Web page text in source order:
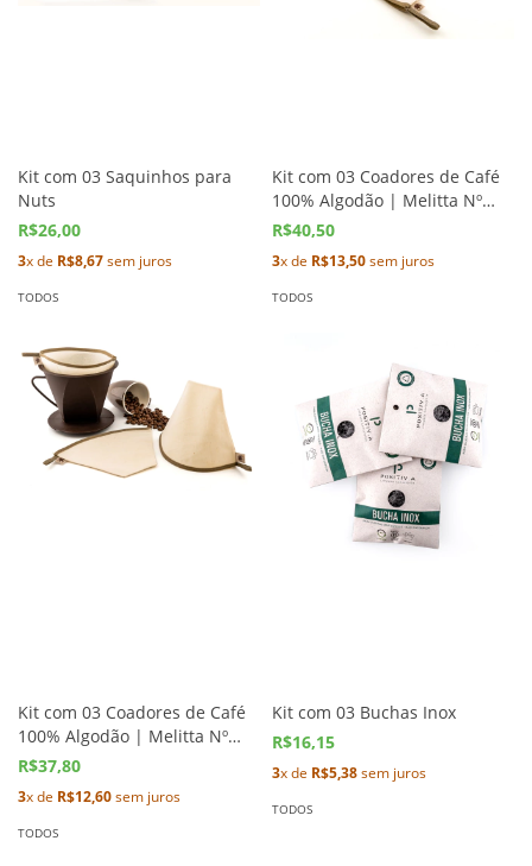
Kit com 03 Saquinhos para
Nuts
R$26,00
3x de R$8,67sem juros
TODOS
Kit com 03 Coadores de Café
100% Algodão | Melitta Nº
103
R$40,50
3x de R$13,50sem juros
TODOS
Kit com 03 Coadores de Café
100% Algodão | Melitta Nº
102
R$37,80
3x de R$12,60sem juros
TODOS
Kit com 03 Buchas Inox
R$16,15
3x de R$5,38sem juros
TODOS